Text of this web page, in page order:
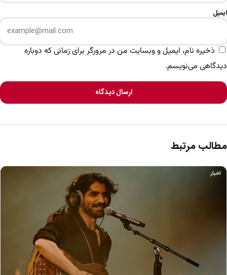
ایمیل
ذخیره نام، ایمیل و وبسایت من در مرورگر برای زمانی که دوباره
دیدگاهی می‌نویسم.
ارسال دیدگاه
مطالب مرتبط
اخبار